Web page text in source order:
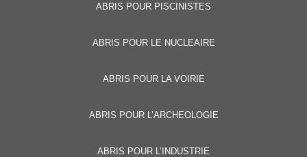
ABRIS POUR PISCINISTES
ABRIS POUR LE NUCLEAIRE
ABRIS POUR LA VOIRIE
ABRIS POUR L’ARCHEOLOGIE
ABRIS POUR L’INDUSTRIE